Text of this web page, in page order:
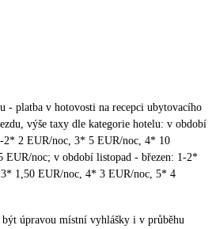
- platba v hotovosti na recepci ubytovacího
výše taxy dle kategorie hotelu: v období
2* 2 EUR/noc, 3* 5 EUR/noc, 4* 10
EUR/noc; v období listopad - březen: 1-2*
1,50 EUR/noc, 4* 3 EUR/noc, 5* 4
být úpravou místní vyhlášky i v průběhu